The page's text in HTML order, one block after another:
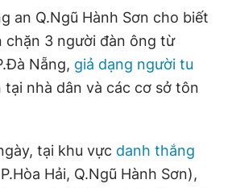
Bạn cần biết
Liên hệ quảng cáo
an Q.Ngũ Hành Sơn cho biết
chặn 3 người đàn ông từ
Nẵng, giả dạng người tu
tại nhà dân và các cơ sở tôn
tại khu vực danh thắng
Hải, Q.Ngũ Hành Sơn),